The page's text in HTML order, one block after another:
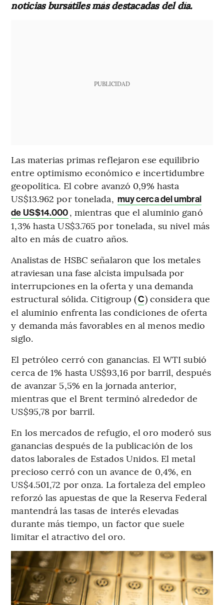
noticias bursátiles más destacadas del día.
PUBLICIDAD
Las materias primas reflejaron ese equilibrio
entre optimismo económico e incertidumbre
geopolítica. El cobre avanzó 0,9% hasta
US$13.962 por tonelada, muy cerca del umbral
de US$14.000, mientras que el aluminio ganó
1,3% hasta US$3.765 por tonelada, su nivel más
alto en más de cuatro años.
Analistas de HSBC señalaron que los metales
atraviesan una fase alcista impulsada por
interrupciones en la oferta y una demanda
estructural sólida. Citigroup (C) considera que
el aluminio enfrenta las condiciones de oferta
y demanda más favorables en al menos medio
siglo.
El petróleo cerró con ganancias. El WTI subió
cerca de 1% hasta US$93,16 por barril, después
de avanzar 5,5% en la jornada anterior,
mientras que el Brent terminó alrededor de
US$95,78 por barril.
En los mercados de refugio, el oro moderó sus
ganancias después de la publicación de los
datos laborales de Estados Unidos. El metal
precioso cerró con un avance de 0,4%, en
US$4.501,72 por onza. La fortaleza del empleo
reforzó las apuestas de que la Reserva Federal
mantendrá las tasas de interés elevadas
durante más tiempo, un factor que suele
limitar el atractivo del oro.